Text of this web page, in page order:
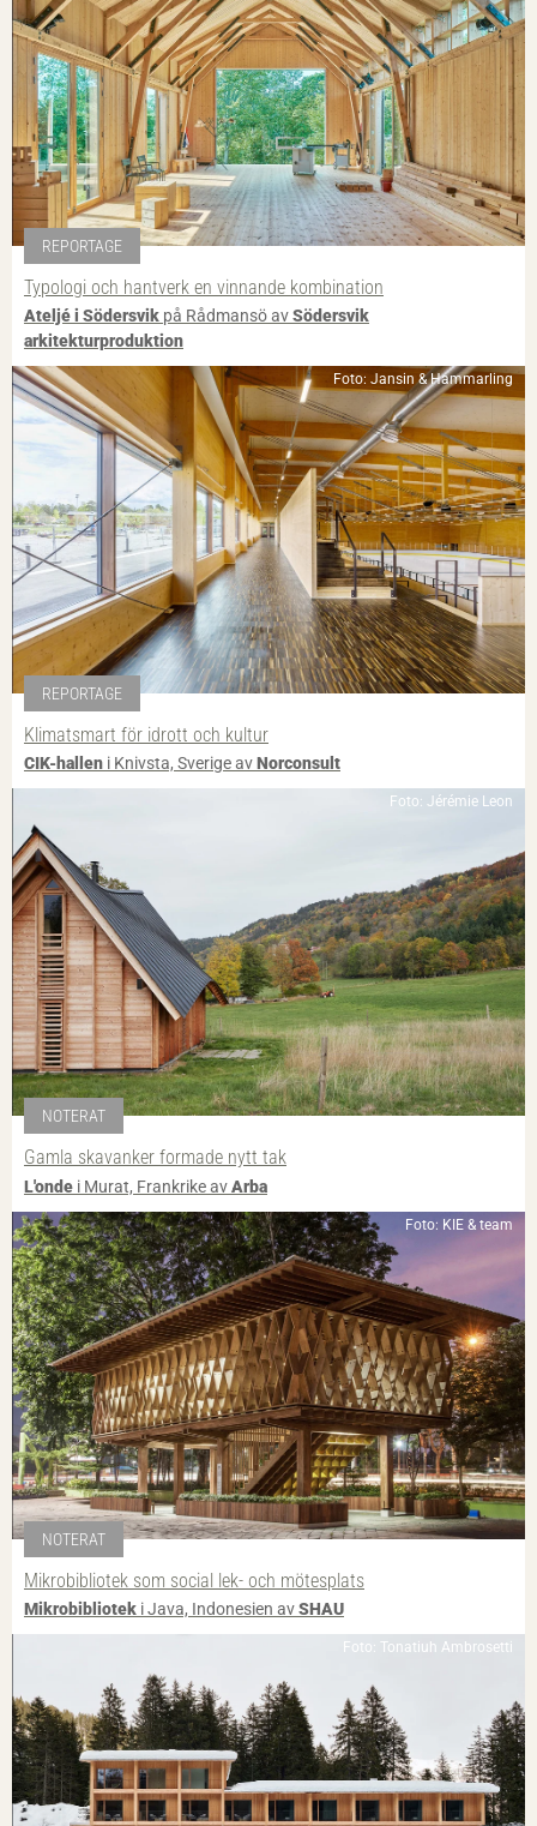
REPORTAGE
Typologi och hantverk en vinnande kombination
Ateljé i Södersvik på Rådmansö avSödersvik
arkitekturproduktion
Foto: Jansin & Hammarling
REPORTAGE
Klimatsmart för idrott och kultur
CIK-hallen i Knivsta, Sverige avNorconsult
Foto: Jérémie Leon
NOTERAT
Gamla skavanker formade nytt tak
L'onde i Murat, Frankrike avArba
Foto: KIE & team
NOTERAT
Mikrobibliotek som social lek- och mötesplats
Mikrobibliotek i Java, Indonesien avSHAU
Foto: Tonatiuh Ambrosetti